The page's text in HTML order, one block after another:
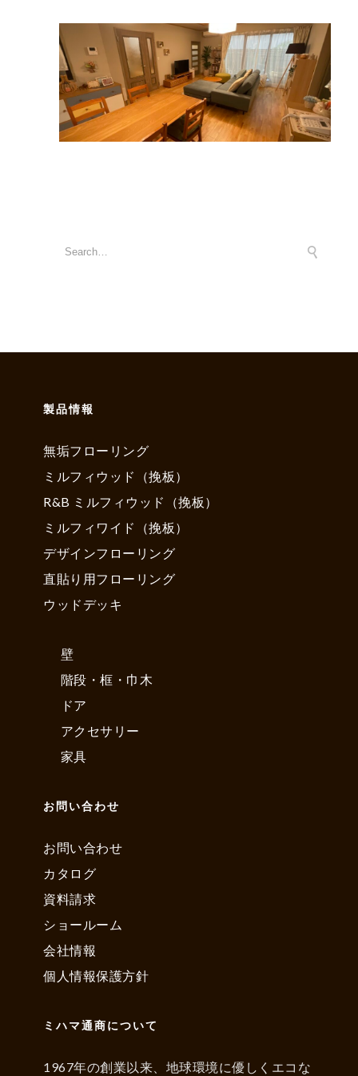
製品情報
無垢フローリング
ミルフィウッド（挽板）
R&B ミルフィウッド（挽板）
ミルフィワイド（挽板）
デザインフローリング
直貼り用フローリング
ウッドデッキ
壁
階段・框・巾木
ドア
アクセサリー
家具
お問い合わせ
お問い合わせ
カタログ
資料請求
ショールーム
会社情報
個人情報保護方針
ミハマ通商について
1967年の創業以来、地球環境に優しくエコな